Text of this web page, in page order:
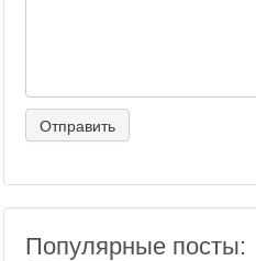
Популярные посты: